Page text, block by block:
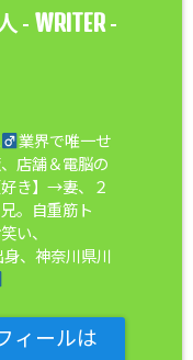
- WRITER-
業界で唯一せ
店舗＆電脳の
き】→妻、２
。自重筋ト
い、
、神奈川県川
ィールは